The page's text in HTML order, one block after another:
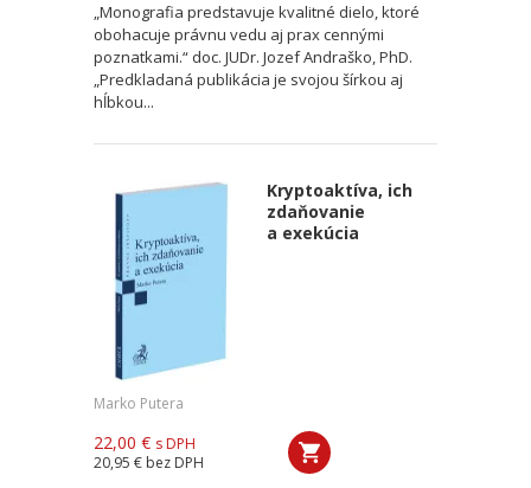
„Monografia predstavuje kvalitné dielo, ktoré
obohacuje právnu vedu aj prax cennými
poznatkami.“ doc. JUDr. Jozef Andraško, PhD.
„Predkladaná publikácia je svojou šírkou aj
hĺbkou...
Kryptoaktíva, ich
zdaňovanie
a exekúcia
Marko Putera
22,00 € s DPH
20,95 € bez DPH